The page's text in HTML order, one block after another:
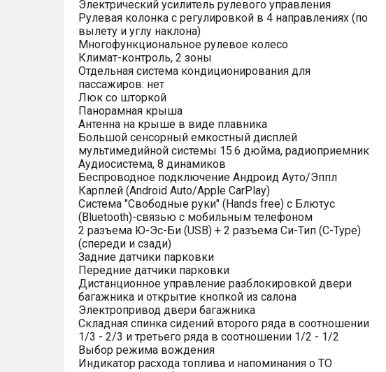
Электрический усилитель рулевого управления
Рулевая колонка с регулировкой в 4 направлениях (по
вылету и углу наклона)
Многофункциональное рулевое колесо
Климат-контроль, 2 зоны
Отдельная система кондиционирования для
пассажиров: нет
Люк со шторкой
Панорамная крыша
Антенна на крыше в виде плавника
Большой сенсорный емкостный дисплей
мультимедийной системы 15.6 дюйма, радиоприемник
Аудиосистема, 8 динамиков
Беспроводное подключение Андроид Ауто/Эппл
Карплей (Android Auto/Apple CarPlay)
Система "Свободные руки" (Hands free) с Блютус
(Bluetooth)-связью с мобильным телефоном
2 разъема Ю-Эс-Би (USB) + 2 разъема Си-Тип (C-Type)
(спереди и сзади)
Задние датчики парковки
Передние датчики парковки
Дистанционное управление разблокировкой двери
багажника и открытие кнопкой из салона
Электропривод двери багажника
Складная спинка сидений второго ряда в соотношении
1/3 - 2/3 и третьего ряда в соотношении 1/2 - 1/2
Выбор режима вождения
Индикатор расхода топлива и напоминания о ТО